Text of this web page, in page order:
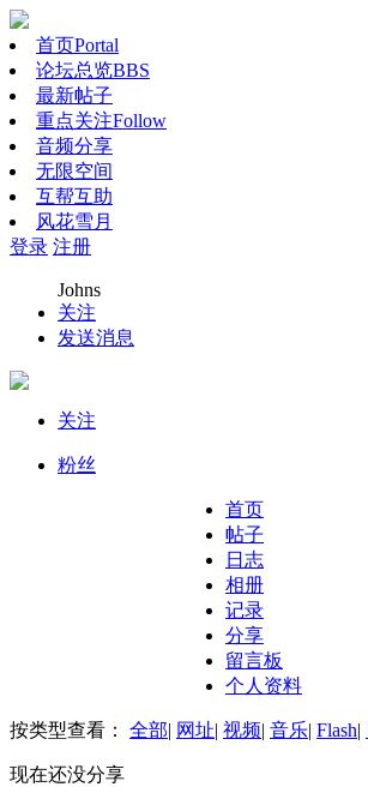
首页Portal
论坛总览BBS
最新帖子
重点关注Follow
音频分享
无限空间
互帮互助
风花雪月
登录 注册
Johns
关注
发送消息
关注
粉丝
首页
帖子
日志
相册
记录
分享
留言板
个人资料
按类型查看： 全部| 网址| 视频| 音乐| Flash|
现在还没分享